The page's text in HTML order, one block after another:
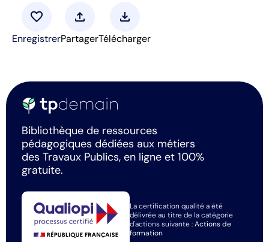
favorite
Enregistrer
upload
Partager
download
Télécharger
Bibliothèque de ressources
pédagogiques dédiées aux métiers
des Travaux Publics, en ligne et 100%
gratuite.
La certification qualité a été
délivrée au titre de la catégorie
d'actions suivante :Actions de
formation